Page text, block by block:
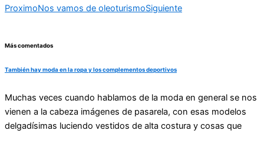
ProximoNos vamos de oleoturismoSiguiente
Más comentados
También hay moda en la ropa y los complementos deportivos
Muchas veces cuando hablamos de la moda en general se nos
vienen a la cabeza imágenes de pasarela, con esas modelos
delgadísimas luciendo vestidos de alta costura y cosas que